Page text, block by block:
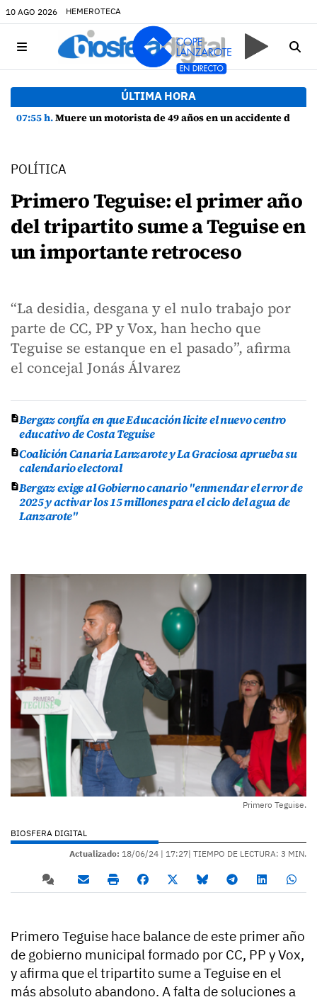
10 AGO 2026 HEMEROTECA
ÚLTIMA HORA
07:55 h.Muere un motorista de 49 años en un accidente de tráfico en Haría
POLÍTICA
Primero Teguise: el primer año
del tripartito sume a Teguise en
un importante retroceso
“La desidia, desgana y el nulo trabajo por
parte de CC, PP y Vox, han hecho que
Teguise se estanque en el pasado”, afirma
el concejal Jonás Álvarez
Bergaz confía en que Educación licite el nuevo centro
educativo de Costa Teguise
Coalición Canaria Lanzarote y La Graciosa aprueba su
calendario electoral
Bergaz exige al Gobierno canario "enmendar el error de
2025 y activar los 15 millones para el ciclo del agua de
Lanzarote"
Primero Teguise.
BIOSFERA DIGITAL
Actualizado: 18/06/24 | 17:27| TIEMPO DE LECTURA: 3 MIN.
Primero Teguise hace balance de este primer año
de gobierno municipal formado por CC, PP y Vox,
y afirma que el tripartito sume a Teguise en el
más absoluto abandono. A falta de soluciones a